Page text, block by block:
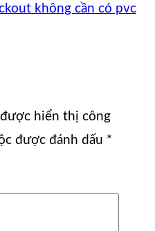
không cần có pvc
được hiển thị công
được đánh dấu *